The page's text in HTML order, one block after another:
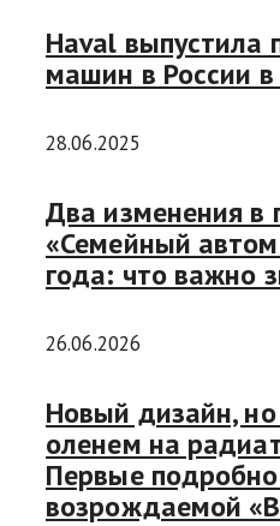
Haval выпустила
машин в России
28.06.2025
Два изменения в
«Семейный
года: что важно
26.06.2026
Новый дизайн,
оленем на
Первые
возрождаемой